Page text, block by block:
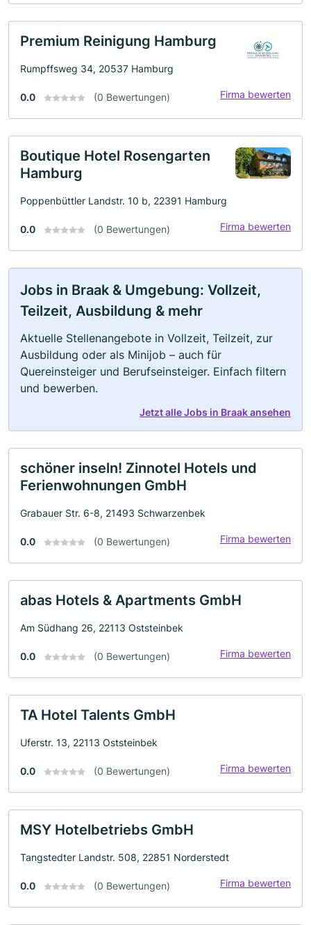
Premium Reinigung Hamburg
Rumpffsweg 34, 20537 Hamburg
0.0 (0 Bewertungen) Firma bewerten
Boutique Hotel Rosengarten
Hamburg
Poppenbüttler Landstr. 10 b, 22391 Hamburg
0.0 (0 Bewertungen) Firma bewerten
Jobs in Braak & Umgebung: Vollzeit,
Teilzeit, Ausbildung & mehr
Aktuelle Stellenangebote in Vollzeit, Teilzeit, zur
Ausbildung oder als Minijob – auch für
Quereinsteiger und Berufseinsteiger. Einfach filtern
und bewerben.
Jetzt alle Jobs in Braak ansehen
schöner inseln! Zinnotel Hotels und
Ferienwohnungen GmbH
Grabauer Str. 6-8, 21493 Schwarzenbek
0.0 (0 Bewertungen) Firma bewerten
abas Hotels & Apartments GmbH
Am Südhang 26, 22113 Oststeinbek
0.0 (0 Bewertungen) Firma bewerten
TA Hotel Talents GmbH
Uferstr. 13, 22113 Oststeinbek
0.0 (0 Bewertungen) Firma bewerten
MSY Hotelbetriebs GmbH
Tangstedter Landstr. 508, 22851 Norderstedt
0.0 (0 Bewertungen) Firma bewerten